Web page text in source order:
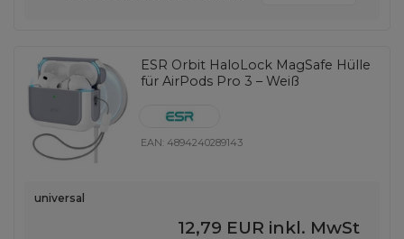
ESR Orbit HaloLock MagSafe Hülle
für AirPods Pro 3 – Weiß
EAN: 4894240289143
universal
12,79 EUR inkl. MwSt